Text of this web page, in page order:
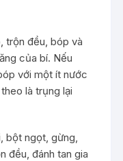
trộn đều, bóp và
của bí. Nếu
với một ít nước
là trụng lại
bột ngọt, gừng,
đều, đánh tan gia